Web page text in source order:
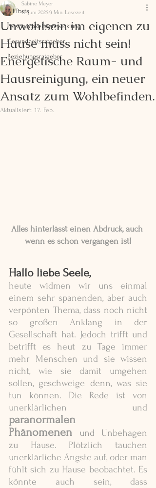
All Posts
Persönlichkeitsentwicklung
Gesundheitsratgeber
Beziehungsratgeber
Unwohlsein im eigenen zu
Hause muss nicht sein!
Energetische Raum- und
Hausreinigung, ein neuer
Ansatz zum Wohlbefinden.
Sabine Meyer
11. Juni 20259 Min. Lesezeit
Aktualisiert: 17. Feb.
Alles hinterlässt einen Abdruck, auch
wenn es schon vergangen ist!
Hallo liebe Seele,
heute widmen wir uns einmal
einem sehr spanenden, aber auch
verpönten Thema, dass noch nicht
so großen Anklang in der
Gesellschaft hat. Jedoch trifft und
betrifft es heut zu Tage immer
mehr Menschen und sie wissen
nicht, wie sie damit umgehen
sollen, geschweige denn, was sie
tun können. Die Rede ist von
paranormalen
Phänomenen und Unbehagen
zu Hause. Plötzlich tauchen
unerklärliche Ängste auf, oder man
fühlt sich zu Hause beobachtet. Es
könnte auch sein, dass